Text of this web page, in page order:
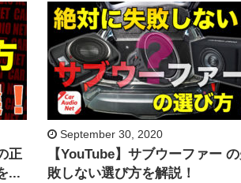
正
...
September 30, 2020
【YouTube】サブウーファー
敗しない選び方を解説！